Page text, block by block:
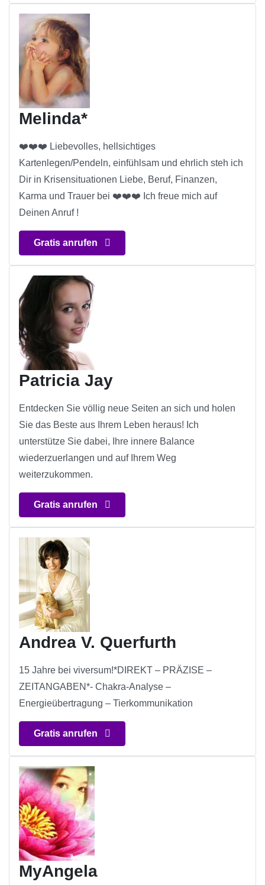
Melinda*
❤️❤️❤️ Liebevolles, hellsichtiges
Kartenlegen/Pendeln, einfühlsam und ehrlich steh ich
Dir in Krisensituationen Liebe, Beruf, Finanzen,
Karma und Trauer bei ❤️❤️❤️ Ich freue mich auf
Deinen Anruf !
Gratis anrufen
Patricia Jay
Entdecken Sie völlig neue Seiten an sich und holen
Sie das Beste aus Ihrem Leben heraus! Ich
unterstütze Sie dabei, Ihre innere Balance
wiederzuerlangen und auf Ihrem Weg
weiterzukommen.
Gratis anrufen
Andrea V. Querfurth
15 Jahre bei viversum!*DIREKT – PRÄZISE –
ZEITANGABEN*- Chakra-Analyse –
Energieübertragung – Tierkommunikation
Gratis anrufen
MyAngela